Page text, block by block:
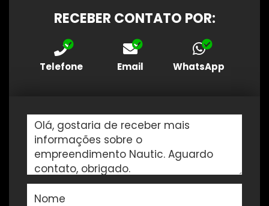
RECEBER CONTATO POR:
Telefone Email WhatsApp